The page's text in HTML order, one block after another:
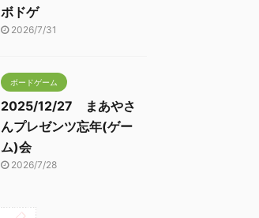
ボドゲ
2026/7/31
ボードゲーム
2025/12/27 まあやさ
んプレゼンツ忘年(ゲー
ム)会
2026/7/28